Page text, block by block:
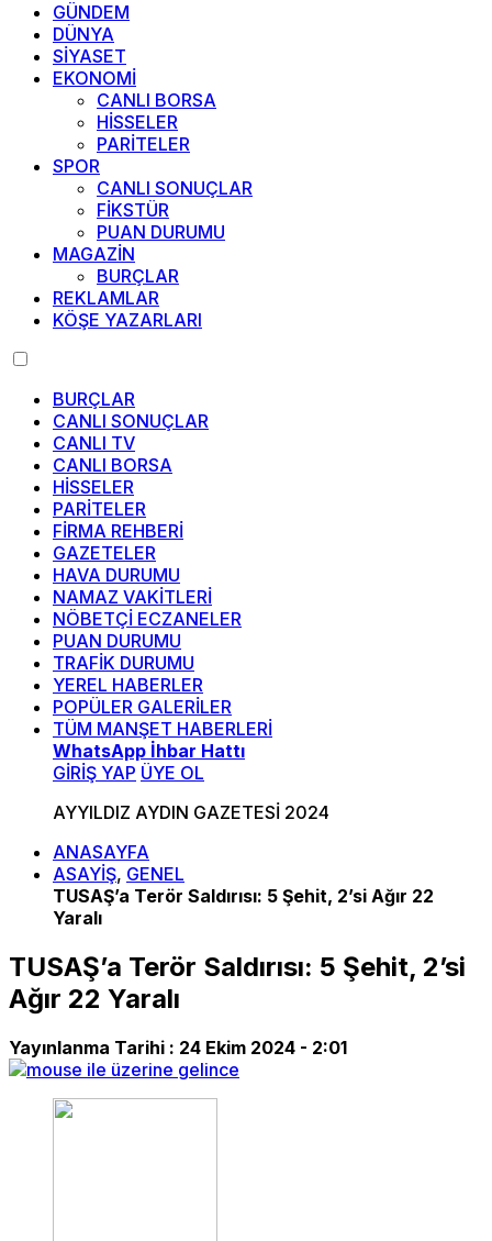
GÜNDEM
DÜNYA
SİYASET
EKONOMİ
CANLI BORSA
HİSSELER
PARİTELER
SPOR
CANLI SONUÇLAR
FİKSTÜR
PUAN DURUMU
MAGAZİN
BURÇLAR
REKLAMLAR
KÖŞE YAZARLARI
BURÇLAR
CANLI SONUÇLAR
CANLI TV
CANLI BORSA
HİSSELER
PARİTELER
FİRMA REHBERİ
GAZETELER
HAVA DURUMU
NAMAZ VAKİTLERİ
NÖBETÇİ ECZANELER
PUAN DURUMU
TRAFİK DURUMU
YEREL HABERLER
POPÜLER GALERİLER
TÜM MANŞET HABERLERİ
WhatsApp İhbar Hattı
GİRİŞ YAP ÜYE OL
AYYILDIZ AYDIN GAZETESİ 2024
ANASAYFA
ASAYİŞ, GENEL
TUSAŞ’a Terör Saldırısı: 5 Şehit, 2’si Ağır 22
Yaralı
TUSAŞ’a Terör Saldırısı: 5 Şehit, 2’si
Ağır 22 Yaralı
Yayınlanma Tarihi : 24 Ekim 2024 - 2:01